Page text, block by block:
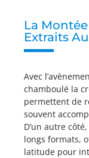
La
Extraits
Avec
chamboulé la
permettent de
souvent
D’un autre
longs formats,
latitude pour